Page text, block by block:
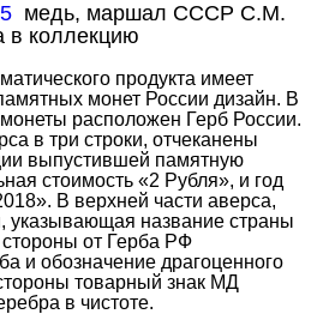
медь, маршал СССР С.М.
в коллекцию
продукта имеет
монет России дизайн. В
расположен Герб России.
в три строки, отчеканены
выпустившей памятную
стоимость «2 Рубля», и год
В верхней части аверса,
указывающая название страны
от Герба РФ
и обозначение драгоценного
товарный знак МД
в чистоте.